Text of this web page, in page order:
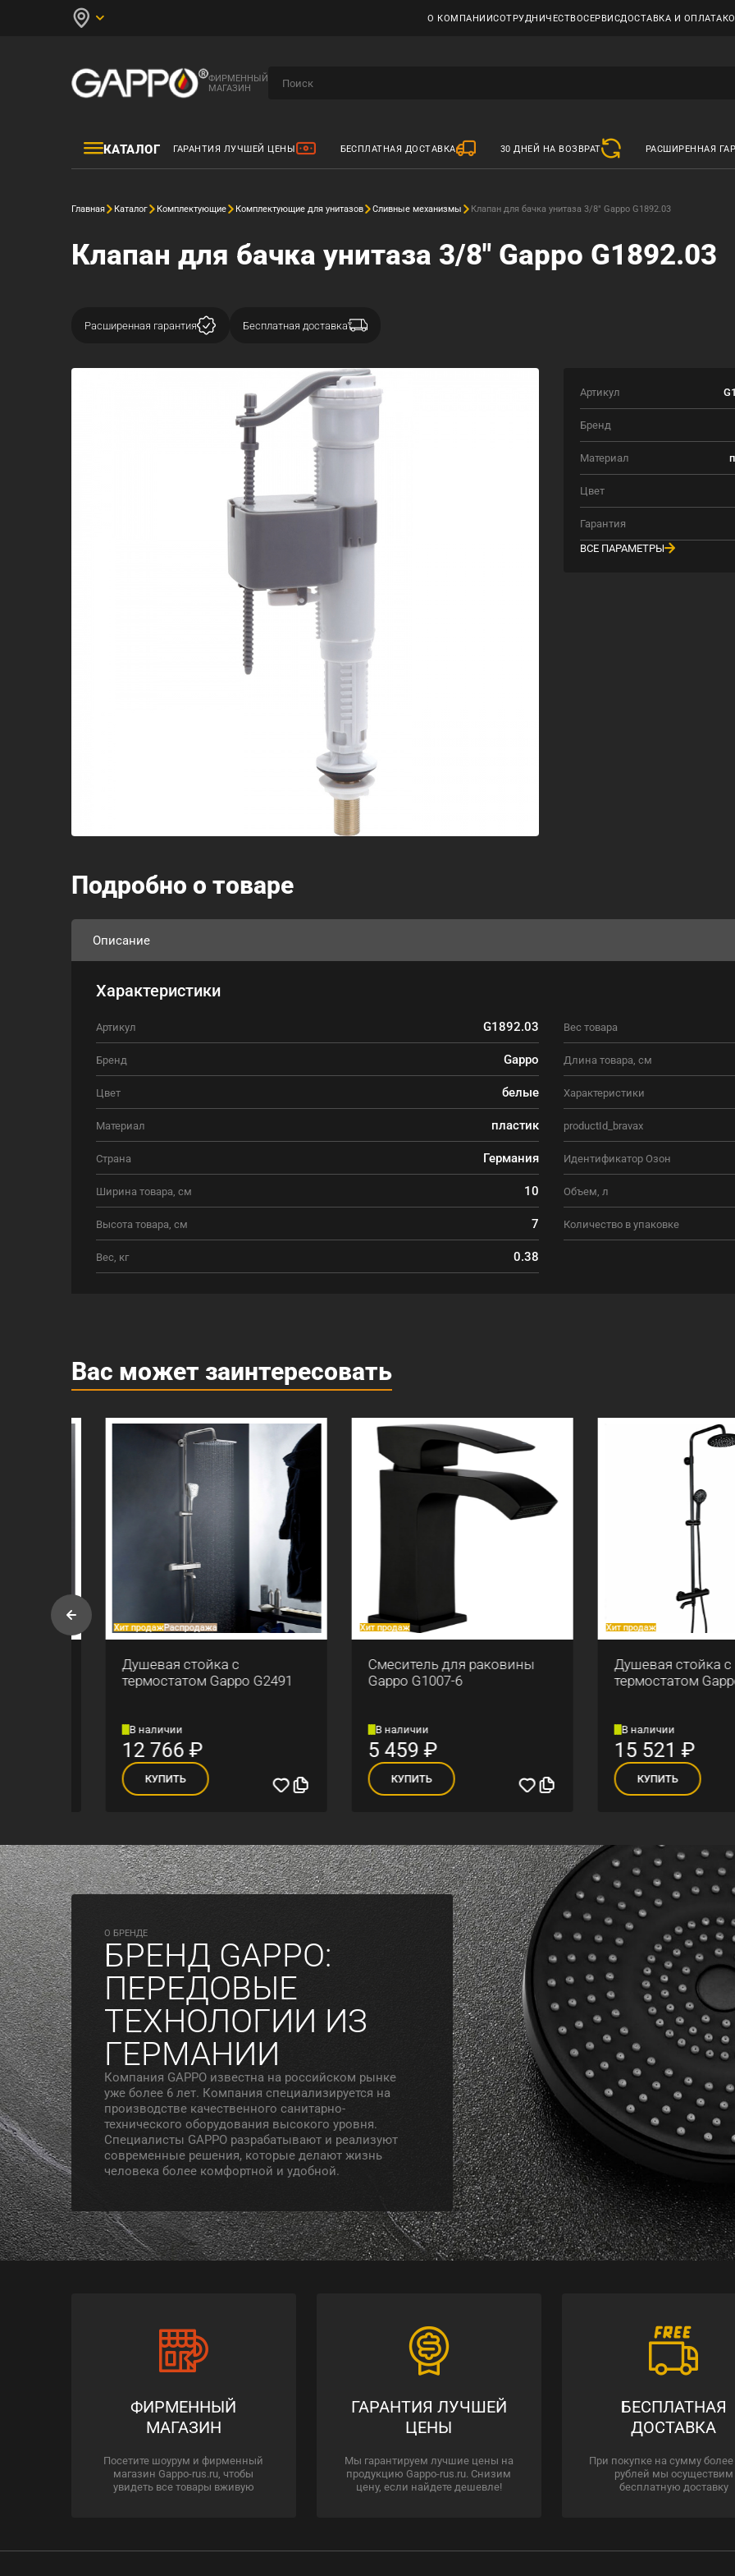
О КОМПАНИИСОТРУДНИЧЕСТВОСЕРВИСДОСТАВКА И ОПЛАТА
ФИРМЕННЫЙ
МАГАЗИН
КАТАЛОГ ГАРАНТИЯ ЛУЧШЕЙ ЦЕНЫ БЕСПЛАТНАЯ ДОСТАВКА 30 ДНЕЙ НА ВОЗВРАТ РАСШИРЕННАЯ
Главная Каталог Комплектующие Комплектующие для унитазов Сливные механизмы Клапан для бачка унитаза 3/8" Gappo G1892.03
Клапан для бачка унитаза 3/8" Gappo G1892.03
Расширенная гарантия Бесплатная доставка
Артикул
Бренд
Материал
Цвет
Гарантия
ВСЕ ПАРАМЕТРЫ
Подробно о товаре
Описание
Характеристики
Артикул G1892.03
Бренд Gappo
Цвет белые
Материал пластик
Страна Германия
Ширина товара, см 10
Высота товара, см 7
Вес, кг 0.38
Вес товара
Длина товара, см
Характеристики
productId_bravax
Идентификатор Озон
Объем, л
Количество в упаковке
Вас может заинтересовать
Хит продажРаспродажа
Душевая стойка с
термостатом Gappo G2491
В наличии
12 766₽
КУПИТЬ
Хит продаж
Смеситель для раковины
Gappo G1007-6
В наличии
5 459₽
КУПИТЬ
Хит продаж
Душевая стойка с
термостатом Gappo
В наличии
15 521₽
КУПИТЬ
O БРЕНДЕ
БРЕНД GAPPO:
ПЕРЕДОВЫЕ
ТЕХНОЛОГИИ ИЗ
ГЕРМАНИИ
Компания GAPPO известна на российском рынке
уже более 6 лет. Компания специализируется на
производстве качественного санитарно-
технического оборудования высокого уровня.
Специалисты GAPPO разрабатывают и реализуют
современные решения, которые делают жизнь
человека более комфортной и удобной.
ФИРМЕННЫЙ
МАГАЗИН
Посетите шоурум и фирменный
магазин Gappo-rus.ru, чтобы
увидеть все товары вживую
ГАРАНТИЯ ЛУЧШЕЙ
ЦЕНЫ
Мы гарантируем лучшие цены на
продукцию Gappo-rus.ru. Снизим
цену, если найдете дешевле!
БЕСПЛАТНАЯ
ДОСТАВКА
При покупке на сумму более
рублей мы осуществим
бесплатную доставку